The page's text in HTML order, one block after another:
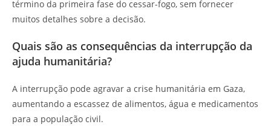
término da primeira fase do cessar-fogo, sem fornecer
muitos detalhes sobre a decisão.
Quais são as consequências da interrupção da
ajuda humanitária?
A interrupção pode agravar a crise humanitária em Gaza,
aumentando a escassez de alimentos, água e medicamentos
para a população civil.